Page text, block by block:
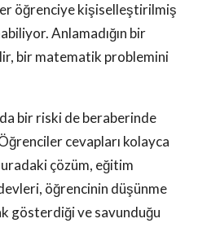
öğrenciye kişiselleştirilmiş
Anlamadığın bir
bir matematik problemini
bir riski de beraberinde
cevapları kolayca
çözüm, eğitim
öğrencinin düşünme
gösterdiği ve savunduğu